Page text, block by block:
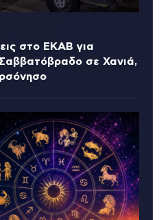
στο ΕΚΑΒ για
σε Χανιά,